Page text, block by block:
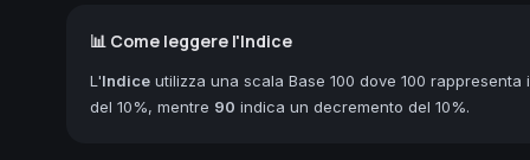
📊 Come leggere l'Indice
L'Indice utilizza una scala Base 100 dove 100
del 10%, mentre 90 indica un decremento del 10%.